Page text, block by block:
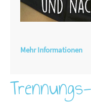
Mehr Informationen